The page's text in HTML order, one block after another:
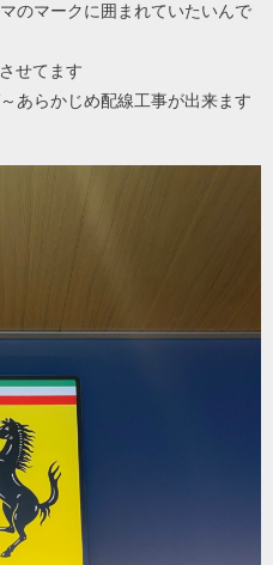
のマークに囲まれていたいんで
せてます
あらかじめ配線工事が出来ます